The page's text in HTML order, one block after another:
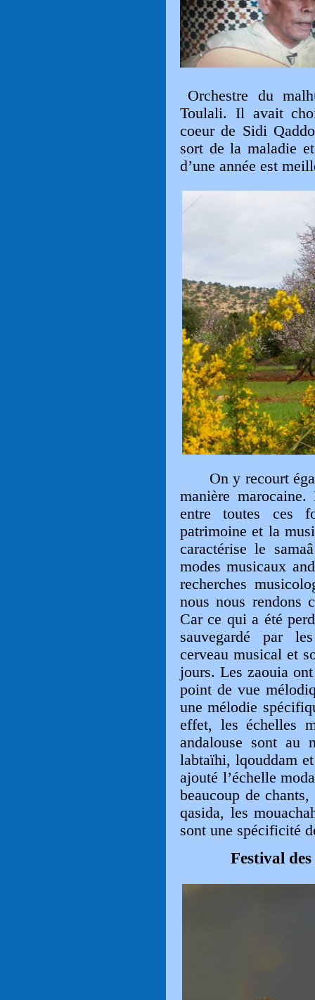
Orchestre du
Toulali. Il avait
coeur de Sidi
sort de la maladie
d’une année est
On y recourt
manière
entre toutes ces
patrimoine et la
caractérise le
modes musicaux
recherches
nous nous rendons
Car ce qui a été
sauvegardé par les
cerveau musical et
jours. Les zaouia
point de vue
une mélodie
effet, les échelles
andalouse sont au
labtaïhi, lqouddam
ajouté l’échelle
beaucoup de
qasida, les
sont une spécificité
Festival